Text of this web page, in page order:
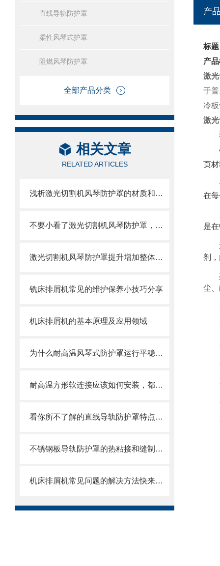
直线导轨防护罩
柔性风琴式护罩
阻燃风琴防护罩
全部产品分类
相关文章
RELATED ARTICLES
浅析激光切割机风琴防护罩的材质和结构
不要小看了激光切割机风琴防护罩，它可有不少优势呢
激光切割机风琴防护罩提升增加整体机床的价值
铣床排屑机常见的维护保养小技巧分享
机床排屑机的基本原理及应用领域
为什么耐高温风琴式防护罩运行平稳且无噪音？
耐高温方形软连接应该如何安装，都需要注意什么
看你所不了解的直线导轨防护罩特点介绍
不锈钢板导轨防护罩的热粘接和缝制方式
机床排屑机常见问题的解决方法快来看看吧！
产
标
产
激
于
冷
激
页
在
是
剂
尘